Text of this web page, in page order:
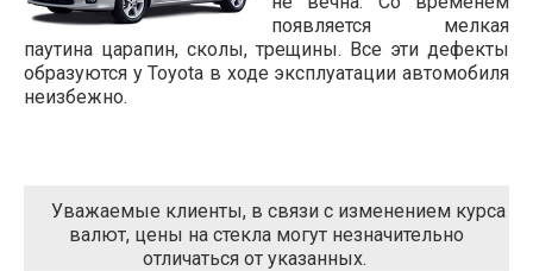
появляется мелкая
паутина царапин, сколы, трещины. Все эти дефекты
образуются у Toyota в ходе эксплуатации автомобиля
неизбежно.
Уважаемые клиенты, в связи с изменением курса
валют, цены на стекла могут незначительно
отличаться от указанных.